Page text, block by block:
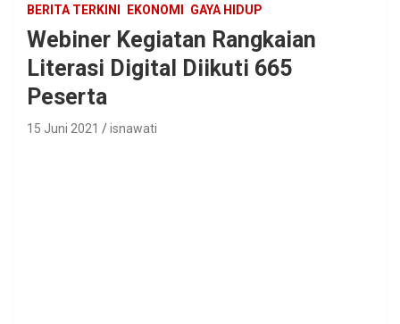
BERITA TERKINI EKONOMI GAYA HIDUP
Webiner Kegiatan Rangkaian
Literasi Digital Diikuti 665
Peserta
15 Juni 2021 isnawati